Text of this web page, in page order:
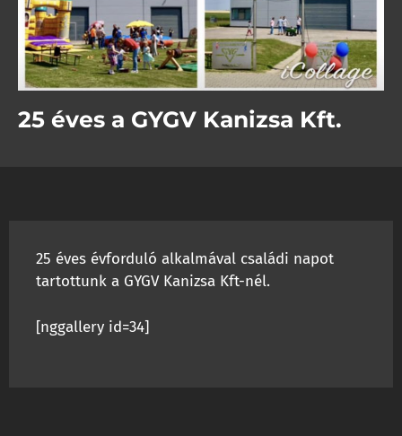
25 éves a GYGV Kanizsa Kft.
25 éves évforduló alkalmával családi napot
tartottunk a GYGV Kanizsa Kft-nél.
[nggallery id=34]